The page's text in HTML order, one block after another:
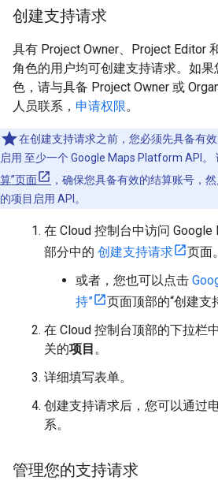
创建支持请求
具有 Project Owner、Project Editor
角色的用户均可创建支持请求。如
色，请与具备 Project Owner 或
人员联系， 申请权限。
在创建支持请求之前，您必须先具备有
启用 至少一个 Google Maps Platform API。
算”页面
，确保您具备有效的结算账号，
的项目启用 API。
在 Cloud 控制台中访问 Google
部分中的 创建支持请求
页面。
或者，您也可以点击
持”
页面顶部的“创建支
在 Cloud 控制台顶部的下拉栏
关的项目 。
详细填写表单。
创建支持请求后，您可以通过
系。
管理您的支持请求